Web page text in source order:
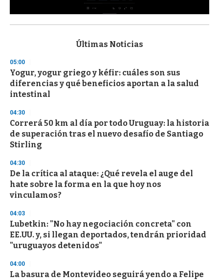
s
d
s
o
f
3
s
e
c
o
n
Últimas Noticias
05:00
Yogur, yogur griego y kéfir: cuáles son sus
diferencias y qué beneficios aportan a la salud
intestinal
04:30
Correrá 50 km al día por todo Uruguay: la historia
de superación tras el nuevo desafío de Santiago
Stirling
04:30
De la crítica al ataque: ¿Qué revela el auge del
hate sobre la forma en la que hoy nos
vinculamos?
04:03
Lubetkin: "No hay negociación concreta" con
EE.UU. y, si llegan deportados, tendrán prioridad
"uruguayos detenidos"
04:00
La basura de Montevideo seguirá yendo a Felipe